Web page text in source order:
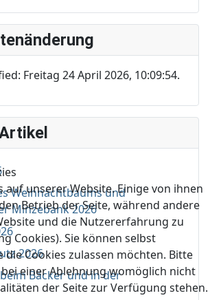
Freitag 24 April 2026, 10:09:54.
Weihnachtbaums und
Minzebank 2026
2026
Bäcker und in der
auf unserer Website. Einige von ihnen
Betrieb der Seite, während andere
und die Nutzererfahrung zu
Cookies). Sie können selbst
die Cookies zulassen möchten. Bitte
bei einer Ablehnung womöglich nicht
der Seite zur Verfügung stehen.